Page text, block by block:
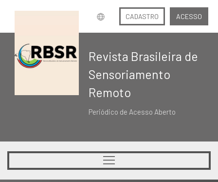
CADASTRO ACESSO
Revista Brasileira de
Sensoriamento
Remoto
Periódico de Acesso Aberto